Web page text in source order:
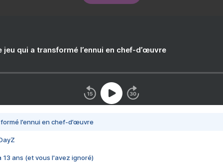
jeu qui a transformé l’ennui en chef-d’œuvre
l’ennui en chef-d’œuvre
13 ans (et vous l'avez ignoré)